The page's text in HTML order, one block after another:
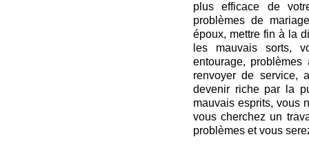
plus efficace de
problèmes de
époux, mettre fin à la
les mauvais sorts,
entourage,
renvoyer de service,
devenir riche par la
mauvais esprits, vous
vous cherchez un
problèmes et vous